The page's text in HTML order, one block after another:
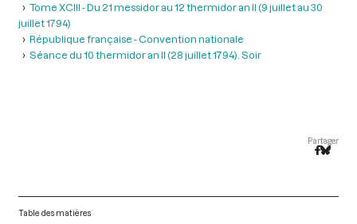
Tome XCIII - Du 21 messidor au 12 thermidor an II (9 juillet au 30
juillet 1794)
République française - Convention nationale
Séance du 10 thermidor an II (28 juillet 1794). Soir
Partager
Table des matières